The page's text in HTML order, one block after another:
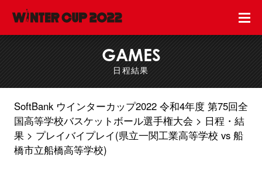
GAMES
日程結果
SoftBank ウインターカップ2022 令和4年度 第75回全
国高等学校バスケットボール選手権大会
日程・結
果
プレイバイプレイ(県立一関工業高等学校 vs 船
橋市立船橋高等学校)